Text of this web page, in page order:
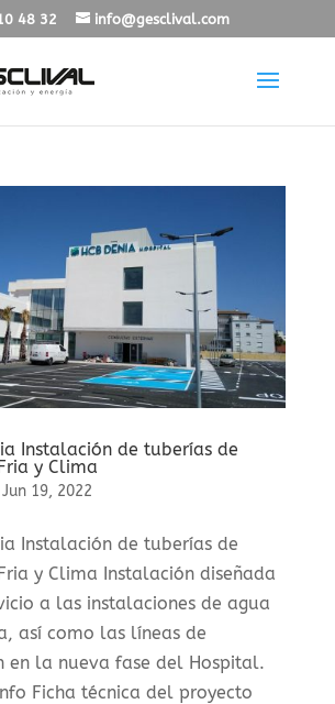
48 32 info@gesclival.com
Instalación de tuberías de
y Clima
Jun 19, 2022
Instalación de tuberías de
y Clima Instalación diseñada
a las instalaciones de agua
así como las líneas de
en la nueva fase del Hospital.
Ficha técnica del proyecto